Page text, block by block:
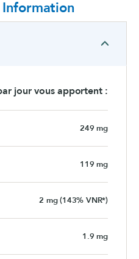
jour vous apportent :
249 mg
119 mg
2 mg (143% VNR*)
1.9 mg